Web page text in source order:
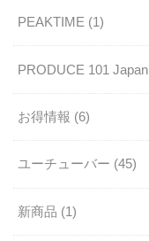
PEAKTIME (1)
PRODUCE 101 Japan
お得情報 (6)
ユーチューバー (45)
新商品 (1)